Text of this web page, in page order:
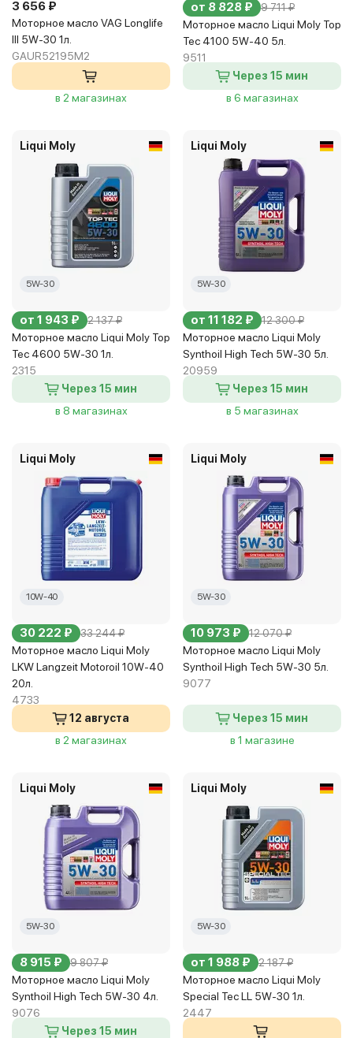
3 656 ₽
Моторное масло VAG Longlife
III 5W-30 1л.
GAUR52195M2
в 2 магазинах
от 8 828 ₽ 9 711 ₽
Моторное масло Liqui Moly Top
Tec 4100 5W-40 5л.
9511
Через 15 мин
в 6 магазинах
Liqui Moly
5W-30
от 1 943 ₽ 2 137 ₽
Моторное масло Liqui Moly Top
Tec 4600 5W-30 1л.
2315
Через 15 мин
в 8 магазинах
Liqui Moly
5W-30
от 11 182 ₽ 12 300 ₽
Моторное масло Liqui Moly
Synthoil High Tech 5W-30 5л.
20959
Через 15 мин
в 5 магазинах
Liqui Moly
10W-40
30 222 ₽ 33 244 ₽
Моторное масло Liqui Moly
LKW Langzeit Motoroil 10W-40
20л.
4733
12 августа
в 2 магазинах
Liqui Moly
5W-30
10 973 ₽ 12 070 ₽
Моторное масло Liqui Moly
Synthoil High Tech 5W-30 5л.
9077
Через 15 мин
в 1 магазине
Liqui Moly
5W-30
8 915 ₽ 9 807 ₽
Моторное масло Liqui Moly
Synthoil High Tech 5W-30 4л.
9076
Через 15 мин
Liqui Moly
5W-30
от 1 988 ₽ 2 187 ₽
Моторное масло Liqui Moly
Special Tec LL 5W-30 1л.
2447